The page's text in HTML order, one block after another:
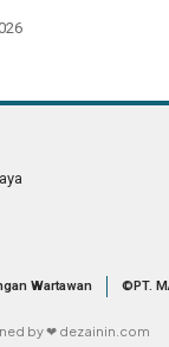
Wartawan ©PT.
by ❤ dezainin.com